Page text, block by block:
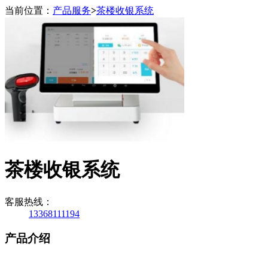
当前位置： 产品服务>茶楼收银系统
茶楼收银系统
客服热线：
13368111194
产品介绍